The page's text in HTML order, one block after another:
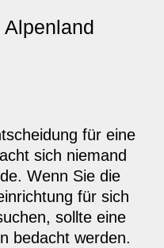
für eine
sich niemand
Wenn Sie die
für sich
sollte eine
bedacht werden.